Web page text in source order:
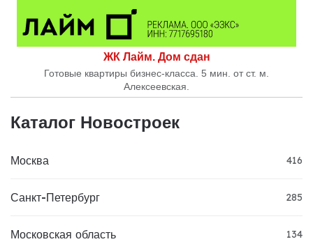
ЖК Лайм. Дом сдан
Готовые квартиры бизнес-класса. 5 мин. от ст. м.
Алексеевская.
Каталог Новостроек
Москва 416
Санкт-Петербург 285
Московская область 134